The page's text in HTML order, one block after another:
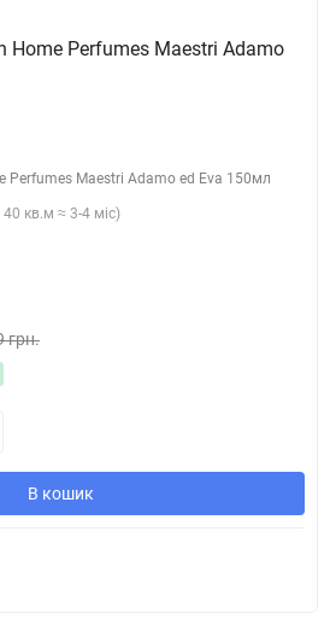
Perfumes Maestri Adamo
Maestri Adamo ed Eva 150мл
кв.м ≈ 3-4 міс)
грн.
В кошик